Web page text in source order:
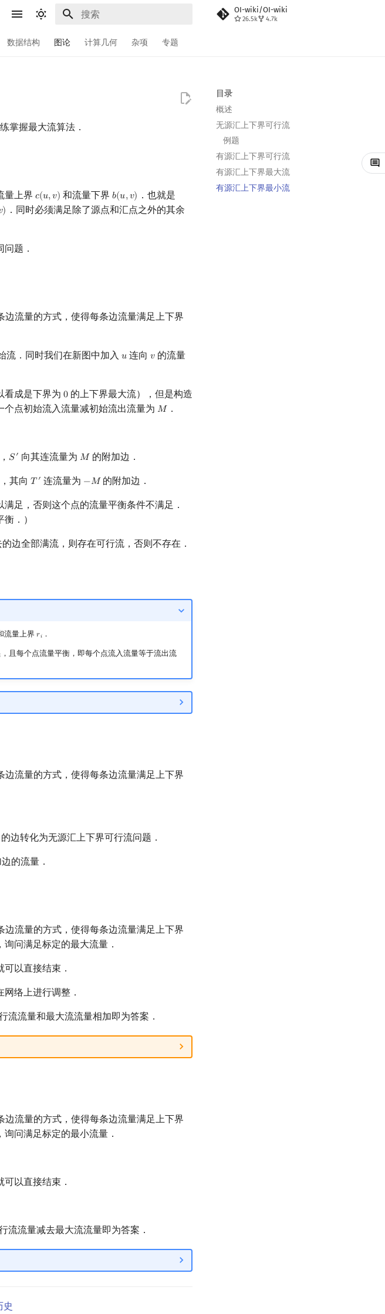
OI-wiki/OI-wiki
26.5k 4.7k
数据结构 图论 计算几何 杂项 专题
目录
概述
无源汇上下界可行流
例题
有源汇上下界可行流
有源汇上下界最大流
有源汇上下界最小流
掌握最大流算法．
量上界 𝑐(𝑢,𝑣)
c(u,v) 和流量下界𝑏(𝑢,𝑣)
b(u,v) ．也就是
) ．同时必须满足除了源点和汇点之外的其余
题．
边流量的方式，使得每条边流量满足上下界
流．同时我们在新图中加入𝑢
u 连向𝑣
v 的流量
看成是下界为 0
0 的上下界最大流），但是构造
点初始流入流量减初始流出流量为 𝑀
M ．
， 𝑆′
S′ 向其连流量为𝑀
M 的附加边．
，其向𝑇 ′
T′ 连流量为 −𝑀
−M 的附加边．
足，否则这个点的流量平衡条件不满足．
．）
边全部满流，则存在可行流，否则不存在．
流量上界𝑟𝑖
ri ．
，且每个点流量平衡，即每个点流入流量等于流出流
边流量的方式，使得每条边流量满足上下界
边转化为无源汇上下界可行流问题．
的流量．
边流量的方式，使得每条边流量满足上下界
问满足标定的最大流量．
以直接结束．
络上进行调整．
流流量和最大流流量相加即为答案．
边流量的方式，使得每条边流量满足上下界
问满足标定的最小流量．
以直接结束．
流流量减去最大流流量即为答案．
史